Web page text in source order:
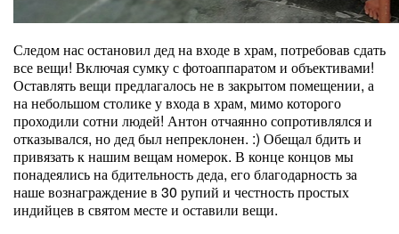
Следом нас остановил дед на входе в храм, потребовав сдать
все вещи! Включая сумку с фотоаппаратом и объективами!
Оставлять вещи предлагалось не в закрытом помещении, а
на небольшом столике у входа в храм, мимо которого
проходили сотни людей! Антон отчаянно сопротивлялся и
отказывался, но дед был непреклонен. :) Обещал бдить и
привязать к нашим вещам номерок. В конце концов мы
понадеялись на бдительность деда, его благодарность за
наше вознаграждение в 30 рупий и честность простых
индийцев в святом месте и оставили вещи.